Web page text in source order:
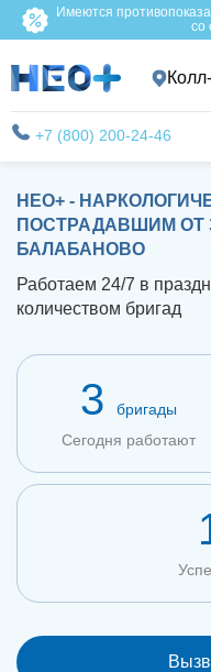
Имеются
со
+7 (800) 200-24-46
НЕО+ -
ПОСТРАДАВШИМ ОТ
БАЛАБАНОВО
Работаем 24/7 в
количеством бригад
3
бригады
Сегодня работают